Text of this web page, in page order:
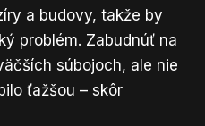
a budovy, takže by
problém. Zabudnúť na
súbojoch, ale nie
ťažšou – skôr